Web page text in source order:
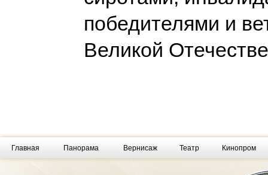
победителями и
Великой
Главная Панорама Вернисаж Театр Кинопром